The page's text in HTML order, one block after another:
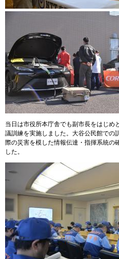
当日は市役所本庁舎でも副市長をはじめ
議訓練を実施しました。大谷公民館での
際の災害を模した情報伝達・指揮系統の
した。